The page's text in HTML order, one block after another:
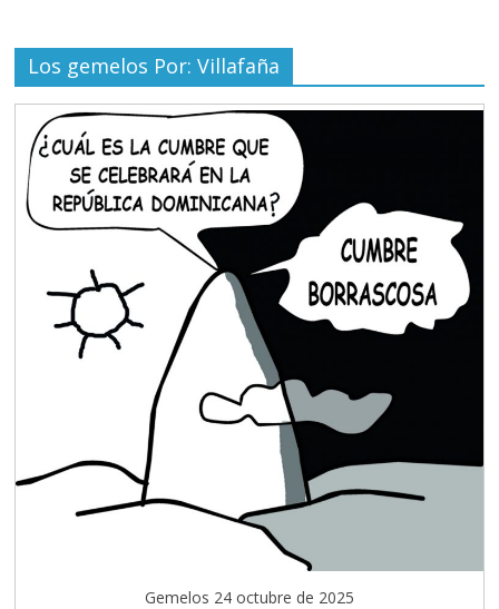
Los gemelos Por: Villafaña
Gemelos 24 octubre de 2025